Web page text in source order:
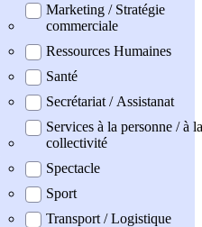
Marketing / Stratégie
commerciale
Ressources Humaines
Santé
Secrétariat / Assistanat
Services à la personne / à la
collectivité
Spectacle
Sport
Transport / Logistique